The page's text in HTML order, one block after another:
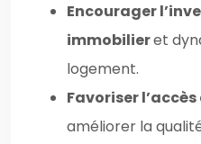
Encourager
immobilieret
logement.
Favoriser
améliorer la